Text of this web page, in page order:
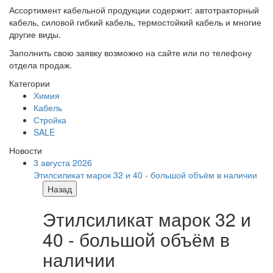
Ассортимент кабельной продукции содержит: автотракторный
кабель, силовой гибкий кабель, термостойкий кабель и многие
другие виды.
Заполнить свою заявку возможно на сайте или по телефону
отдела продаж.
Категории
Химия
Кабель
Стройка
SALE
Новости
3 августа 2026
Этилсиликат марок 32 и 40 - большой объём в наличии
Назад
Этилсиликат марок 32 и
40 - большой объём в
наличии